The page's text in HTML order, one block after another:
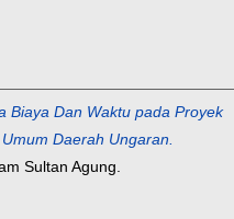
Biaya Dan Waktu pada Proyek
Daerah Ungaran.
Sultan Agung.